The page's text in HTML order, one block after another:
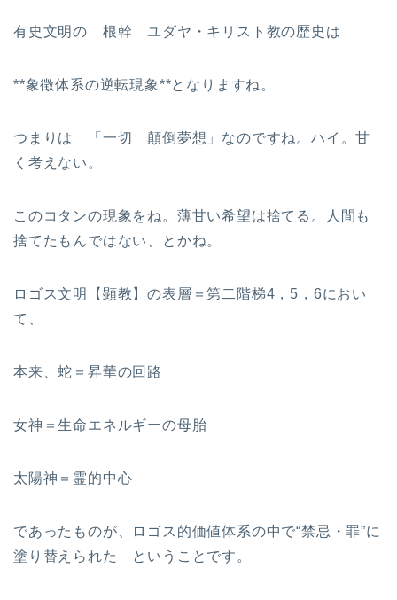
有史文明の 根幹 ユダヤ・キリスト教の歴史は
**象徴体系の逆転現象**となりますね。
つまりは 「一切 顛倒夢想」なのですね。ハイ。甘
く考えない。
このコタンの現象をね。薄甘い希望は捨てる。人間も
捨てたもんではない、とかね。
ロゴス文明【顕教】の表層＝第二階梯4，5，6におい
て、
本来、蛇＝昇華の回路
女神＝生命エネルギーの母胎
太陽神＝霊的中心
であったものが、ロゴス的価値体系の中で“禁忌・罪”に
塗り替えられた ということです。